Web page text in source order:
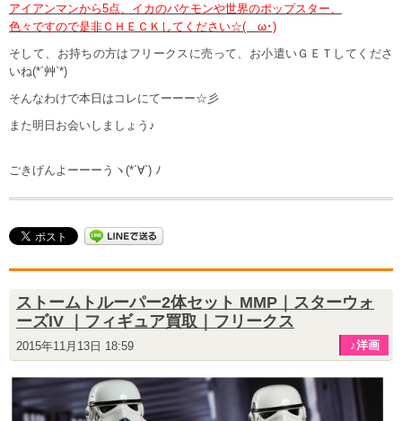
アイアンマンから5点、イカのバケモンや世界のポップスター、
色々ですので是非ＣＨＥＣＫしてください☆(ゝω･)
そして、お持ちの方はフリークスに売って、お小遣いＧＥＴしてくださ
いね(*´艸`*)
そんなわけで本日はコレにてーーー☆彡
また明日お会いしましょう♪
ごきげんよーーーうヽ(*´∀`) ﾉ
ストームトルーパー2体セット MMP｜スターウォ
ーズIV ｜フィギュア買取｜フリークス
2015年11月13日 18:59 ♪洋画